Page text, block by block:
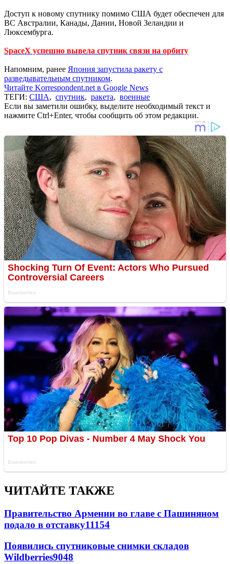
Доступ к новому спутнику помимо США будет обеспечен для
ВС Австралии, Канады, Дании, Новой Зеландии и
Люксембурга.
SpaceX успешно вывела спутник связи на орбиту
Напомним, ранее Япония запустила ракету с
разведывательным спутником.
Читайте Korrespondent.net в Google News
ТЕГИ: США, спутник, ракета, военные
Если вы заметили ошибку, выделите необходимый текст и
нажмите Ctrl+Enter, чтобы сообщить об этом редакции.
ЧИТАЙТЕ ТАКЖЕ
Правительство Армении во главе с Пашиняном
подало в отставку11154
Появились спутниковые снимки складов
Wildberries9048